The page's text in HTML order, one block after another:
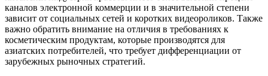
каналов электронной коммерции и в значительной степени
зависит от социальных сетей и коротких видеороликов. Также
важно обратить внимание на отличия в требованиях к
косметическим продуктам, которые производятся для
азиатских потребителей, что требует дифференциации от
зарубежных рыночных стратегий.